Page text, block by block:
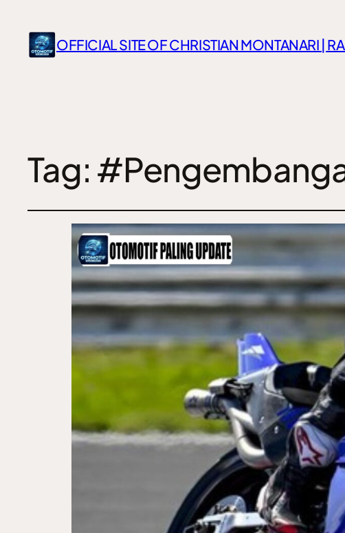
OFFICIAL SITE OF CHRISTIAN MONTANARI |
Tag: